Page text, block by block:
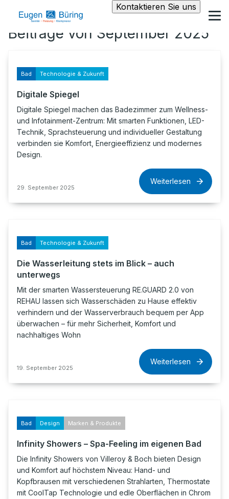
Kontaktieren Sie uns
Beiträge von September 2025
Bad Technologie & Zukunft
Digitale Spiegel
Digitale Spiegel machen das Badezimmer zum Wellness-
und Infotainment-Zentrum: Mit smarten Funktionen, LED-
Technik, Sprachsteuerung und individueller Gestaltung
verbinden sie Komfort, Energieeffizienz und modernes
Design.
29. September 2025
Weiterlesen
Bad Technologie & Zukunft
Die Wasserleitung stets im Blick – auch
unterwegs
Mit der smarten Wassersteuerung RE.GUARD 2.0 von
REHAU lassen sich Wasserschäden zu Hause effektiv
verhindern und der Wasserverbrauch bequem per App
überwachen – für mehr Sicherheit, Komfort und
nachhaltiges Wohn
19. September 2025
Weiterlesen
Bad Design Marken & Produkte
Infinity Showers – Spa-Feeling im eigenen Bad
Die Infinity Showers von Villeroy & Boch bieten Design
und Komfort auf höchstem Niveau: Hand- und
Kopfbrausen mit verschiedenen Strahlarten, Thermostate
mit CoolTap Technologie und edle Oberflächen in Chrom